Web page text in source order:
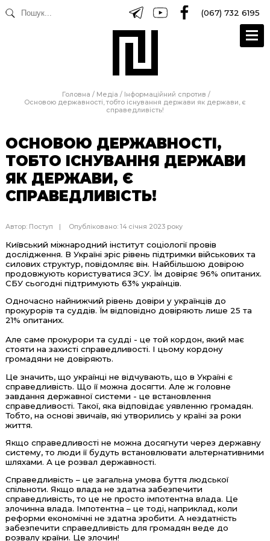
(067) 732 6195
Головна / Медіа / Інформаційний спротив /
Основою державності, тобто існування держави як держави, є
справедливість!
ОСНОВОЮ ДЕРЖАВНОСТІ,
ТОБТО ІСНУВАННЯ ДЕРЖАВИ
ЯК ДЕРЖАВИ, Є
СПРАВЕДЛИВІСТЬ!
Автор: Поступ Опубліковано: 14 січня 2023 року
Київський міжнародний інститут соціології провів
дослідження. В Україні зріс рівень підтримки військових та
силових структур, повідомляє він. Найбільшою довірою
продовжують користуватися ЗСУ. Їм довіряє 96% опитаних.
СБУ сьогодні підтримують 63% українців.
Одночасно найнижчий рівень довіри у українців до
прокурорів та суддів. Їм відповідно довіряють лише 25 та
21% опитаних.
Але саме прокурори та судді - це той кордон, який має
стояти на захисті справедливості. І цьому кордону
громадяни не довіряють.
Це значить, що українці не відчувають, що в Україні є
справедливість. Що її можна досягти. Але ж головне
завдання державної системи - це встановлення
справедливості. Такої, яка відповідає уявленню громадян.
Тобто, на основі звичаїв, які утворились у країні за роки
життя.
Якщо справедливості не можна досягнути через державну
систему, то люди її будуть встановлювати альтернативними
шляхами. А це розвал державності.
Справедливість – це загальна умова буття людської
спільноти. Якщо влада не здатна забезпечити
справедливість, то це не просто імпотентна влада. Це
злочинна влада. Імпотентна – це тоді, наприклад, коли
реформи економічні не здатна зробити. А нездатність
забезпечити справедливість для громадян веде до
розвалу країни. Це злочин!